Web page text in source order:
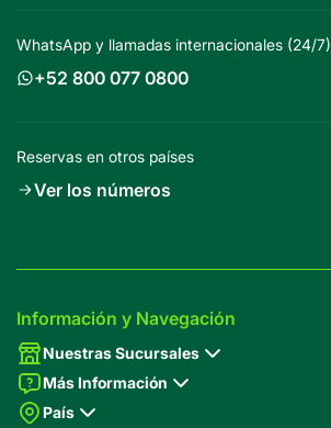
Información y Navegación
Nuestras Sucursales
Más Información
País
WhatsApp y llamadas internacionales (24/7)
+52 800 077 0800
Reservas en otros países
Ver los números